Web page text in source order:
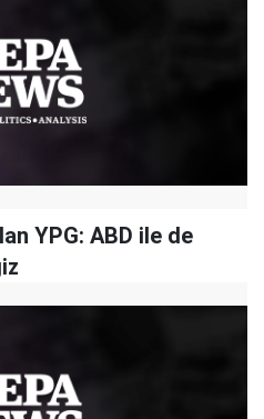
YPG: ABD ile de